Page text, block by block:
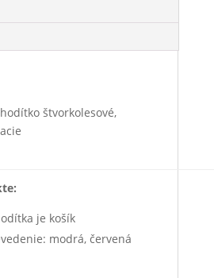
štvorkolesové,
je košík
modrá, červená